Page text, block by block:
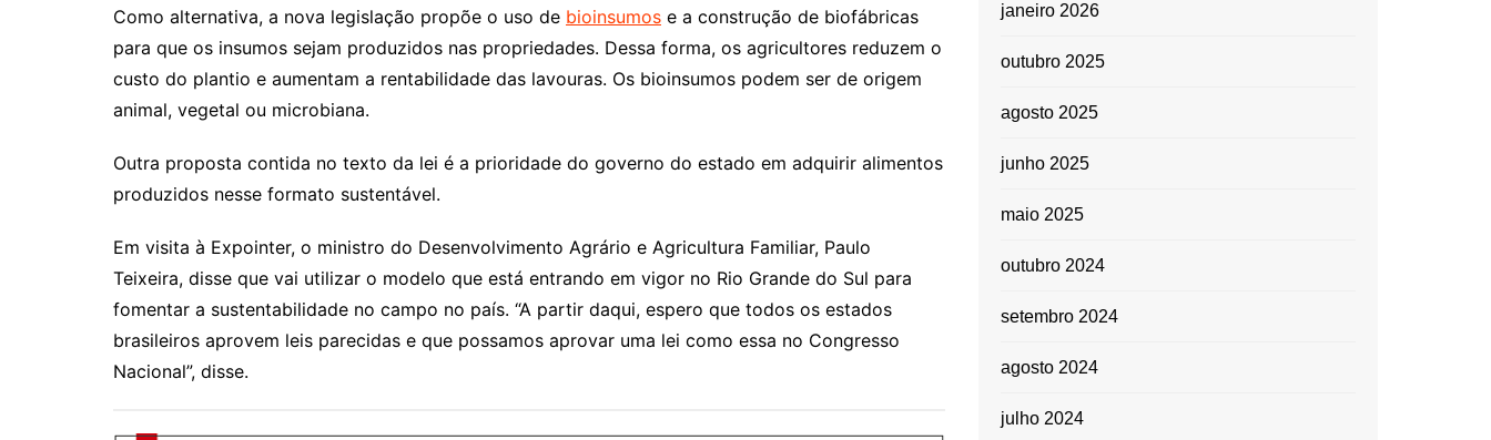
Como alternativa, a nova legislação propõe o uso de bioinsumos e a construção de biofábricas
para que os insumos sejam produzidos nas propriedades. Dessa forma, os agricultores reduzem o
custo do plantio e aumentam a rentabilidade das lavouras. Os bioinsumos podem ser de origem
animal, vegetal ou microbiana.
Outra proposta contida no texto da lei é a prioridade do governo do estado em adquirir alimentos
produzidos nesse formato sustentável.
Em visita à Expointer, o ministro do Desenvolvimento Agrário e Agricultura Familiar, Paulo
Teixeira, disse que vai utilizar o modelo que está entrando em vigor no Rio Grande do Sul para
fomentar a sustentabilidade no campo no país. “A partir daqui, espero que todos os estados
brasileiros aprovem leis parecidas e que possamos aprovar uma lei como essa no Congresso
Nacional”, disse.
janeiro 2026
outubro 2025
agosto 2025
junho 2025
maio 2025
outubro 2024
setembro 2024
agosto 2024
julho 2024